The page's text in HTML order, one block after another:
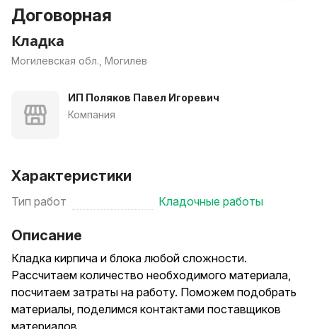
Договорная
Кладка
Могилевская обл., Могилев
ИП Поляков Павел Игоревич
Компания
Характеристики
Тип работ Кладочные работы
Описание
Кладка кирпича и блока любой сложности.
Рассчитаем количество необходимого материала,
посчитаем затраты на работу. Поможем подобрать
материалы, поделимся контактами поставщиков
материалов.